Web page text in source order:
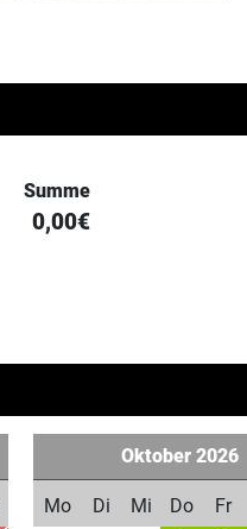
Summe
0,00€
Oktober 2026
Mo Di Mi Do Fr